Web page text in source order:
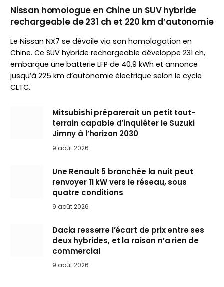
Nissan homologue en Chine un SUV hybride
rechargeable de 231 ch et 220 km d’autonomie
Le Nissan NX7 se dévoile via son homologation en
Chine. Ce SUV hybride rechargeable développe 231 ch,
embarque une batterie LFP de 40,9 kWh et annonce
jusqu’à 225 km d’autonomie électrique selon le cycle
CLTC.
Mitsubishi préparerait un petit tout-
terrain capable d’inquiéter le Suzuki
Jimny à l’horizon 2030
9 août 2026
Une Renault 5 branchée la nuit peut
renvoyer 11 kW vers le réseau, sous
quatre conditions
9 août 2026
Dacia resserre l’écart de prix entre ses
deux hybrides, et la raison n’a rien de
commercial
9 août 2026